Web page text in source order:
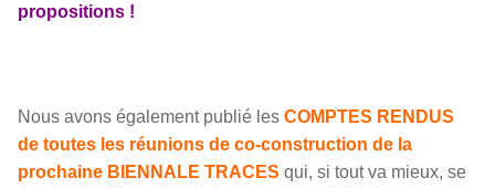
propositions !
Nous avons également publié les COMPTES RENDUS
de toutes les réunions de co-construction de la
prochaine BIENNALE TRACES qui, si tout va mieux, se